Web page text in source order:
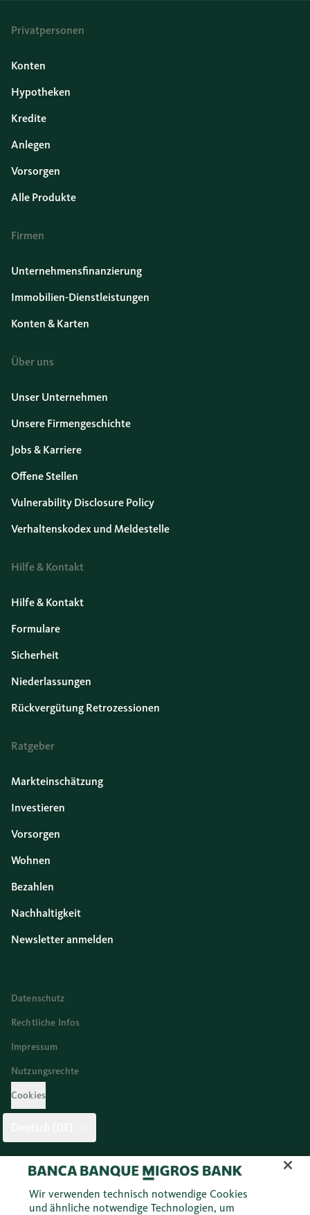
Privatpersonen
Konten
Hypotheken
Kredite
Anlegen
Vorsorgen
Alle Produkte
Firmen
Unternehmensfinanzierung
Immobilien-Dienstleistungen
Konten & Karten
Über uns
Unser Unternehmen
Unsere Firmengeschichte
Jobs & Karriere
Offene Stellen
Vulnerability Disclosure Policy
Verhaltenskodex und Meldestelle
Hilfe & Kontakt
Hilfe & Kontakt
Formulare
Sicherheit
Niederlassungen
Rückvergütung Retrozessionen
Ratgeber
Markteinschätzung
Investieren
Vorsorgen
Wohnen
Bezahlen
Nachhaltigkeit
Newsletter anmelden
Datenschutz
Rechtliche Infos
Impressum
Nutzungsrechte
Cookies
Twitter Facebook Blog Instagram Youtube
Wir verwenden technisch notwendige Cookies
und ähnliche notwendige Technologien, um